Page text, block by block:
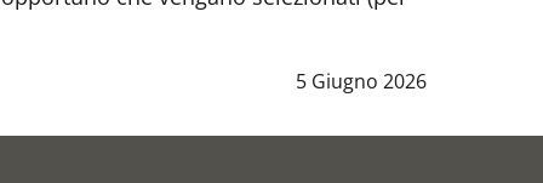
Data notizia:
5 Giugno 2026